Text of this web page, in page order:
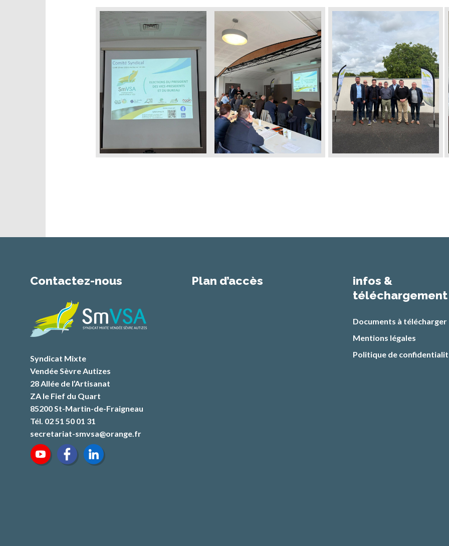
Contactez-nous
Syndicat Mixte
Vendée Sèvre Autizes
28 Allée de l’Artisanat
ZA le Fief du Quart
85200 St-Martin-de-Fraigneau
Tél. 02 51 50 01 31
secretariat-smvsa@orange.fr
Plan d’accès
infos &
téléchargement
Documents à télécharger
Mentions légales
Politique de